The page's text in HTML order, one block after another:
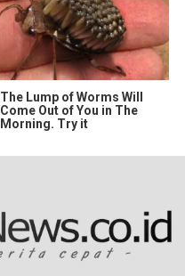
The Lump of Worms Will
Come Out of You in The
Morning. Try it